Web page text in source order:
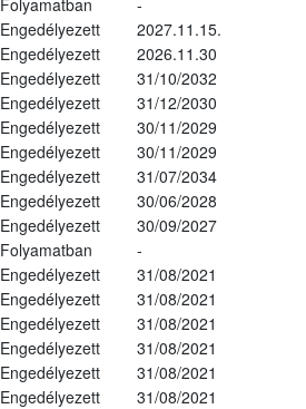
Engedélyezett
2027.11.15.
Engedélyezett
2026.11.30
Engedélyezett
31/10/2032
Engedélyezett
31/12/2030
Engedélyezett
30/11/2029
Engedélyezett
30/11/2029
Engedélyezett
31/07/2034
Engedélyezett
30/06/2028
Engedélyezett
30/09/2027
Folyamatban
-
Engedélyezett
31/08/2021
Engedélyezett
31/08/2021
Engedélyezett
31/08/2021
Engedélyezett
31/08/2021
Engedélyezett
31/08/2021
Engedélyezett
31/08/2021